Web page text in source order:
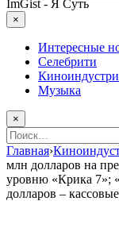
ImGist - Я Суть
×
Закрыть
менюИнтересные
Селебрити
Музыка
×
Найти:
Главная›
млн долларов на
уровню «Крика 7»;
долларов –